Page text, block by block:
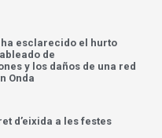
esclarecido el hurto
de
y los daños de una red
Onda
d’eixida a les festes